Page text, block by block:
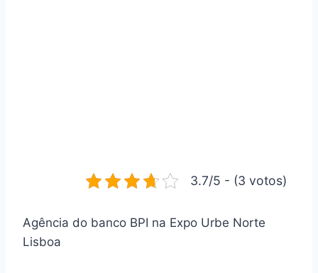
3.7/5 - (3 votos)
Agência do banco BPI na Expo Urbe Norte
Lisboa